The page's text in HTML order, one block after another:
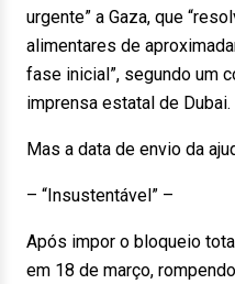
urgente” a Gaza, que
alimentares de
fase inicial”, segundo um
imprensa estatal de Dubai.
Mas a data de envio da
– “Insustentável” –
Após impor o bloqueio
em 18 de março,